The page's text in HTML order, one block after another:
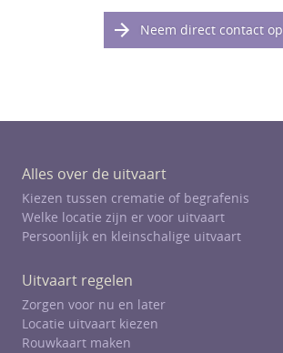
Neem direct contact op
Alles over de uitvaart
Kiezen tussen crematie of begrafenis
Welke locatie zijn er voor uitvaart
Persoonlijk en kleinschalige uitvaart
Uitvaart regelen
Zorgen voor nu en later
Locatie uitvaart kiezen
Rouwkaart maken